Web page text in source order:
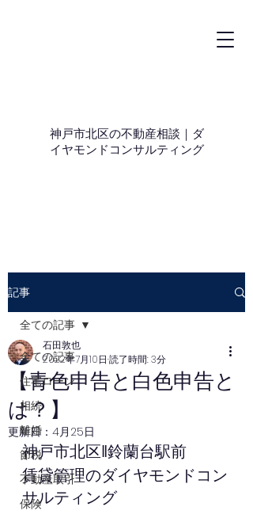
神戸市北区の不動産相談｜ダ
イヤモンドコンサルティング
記事
全ての記事
住宅ローン
相続
離婚
節税
不動産取引
保険
全ての記事
【青色申告と白色申告と
は？】
石田敦也
2022年7月10日 読了時間: 3分
更新日： 4月25日
神戸市北区‖鈴蘭台駅前
賃貸管理のダイヤモンドコン
サルティング